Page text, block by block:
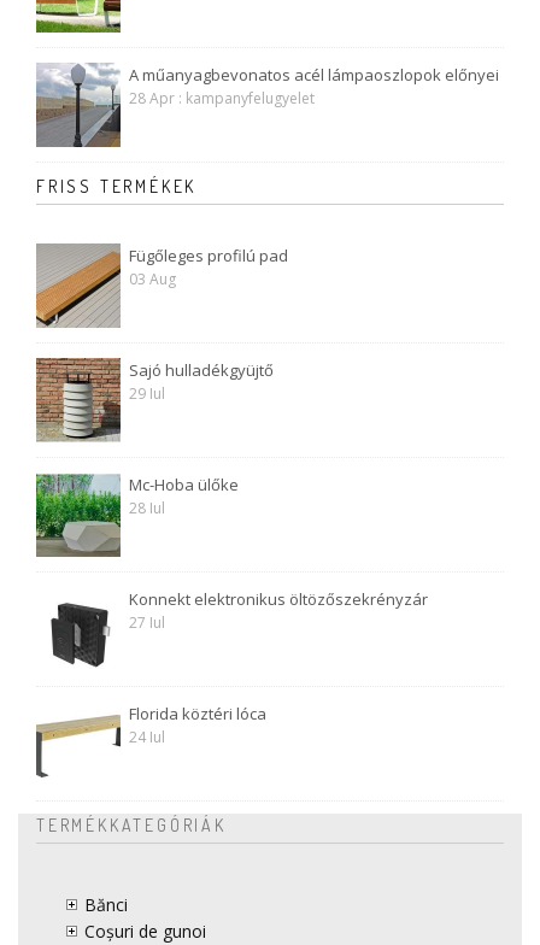
A műanyagbevonatos acél lámpaoszlopok előnyei
28 Apr : kampanyfelugyelet
FRISS TERMÉKEK
Fügőleges profilú pad
03 Aug
Sajó hulladékgyüjtő
29 Iul
Mc-Hoba ülőke
28 Iul
Konnekt elektronikus öltözőszekrényzár
27 Iul
Florida köztéri lóca
24 Iul
TERMÉKKATEGÓRIÁK
Bănci
Coșuri de gunoi